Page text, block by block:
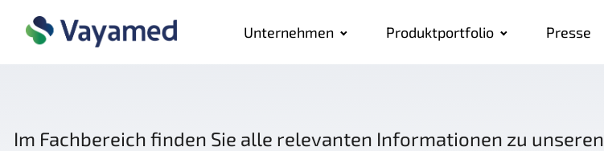
Unternehmen Produktportfolio Presse
Im Fachbereich finden Sie alle relevanten Informationen zu unseren